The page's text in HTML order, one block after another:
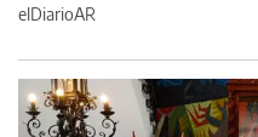
elDiarioAR